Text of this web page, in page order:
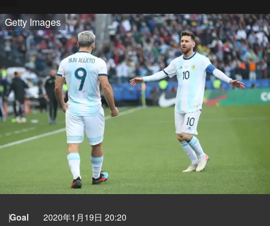
Getty Images
Goal 2020年1月19日 20:20